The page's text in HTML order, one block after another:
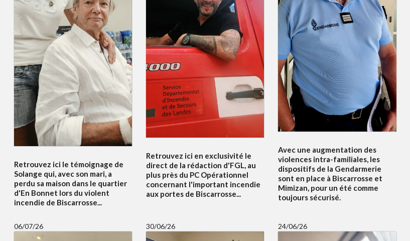
Retrouvez ici le témoignage de
Solange qui, avec son mari, a
perdu sa maison dans le quartier
d'En Bonnet lors du violent
incendie de Biscarrosse...
Retrouvez ici en exclusivité le
direct de la rédaction d'FGL, au
plus près du PC Opérationnel
concernant l'important incendie
aux portes de Biscarrosse...
Avec une augmentation des
violences intra-familiales, les
dispositifs de la Gendarmerie
sont en place à Biscarrosse et
Mimizan, pour un été comme
toujours sécurisé.
06/07/26 30/06/26 24/06/26